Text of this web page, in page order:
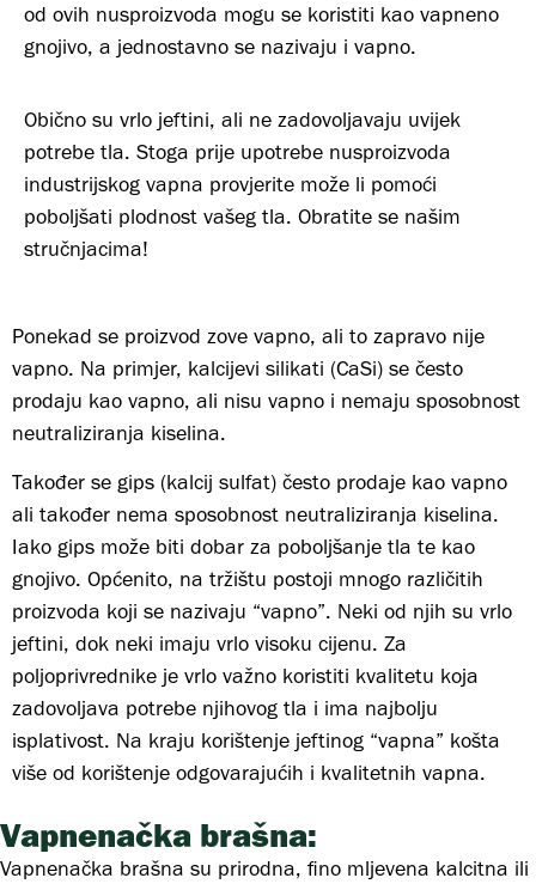
od ovih nusproizvoda mogu se koristiti kao vapneno
gnojivo, a jednostavno se nazivaju i vapno.
Obično su vrlo jeftini, ali ne zadovoljavaju uvijek
potrebe tla. Stoga prije upotrebe nusproizvoda
industrijskog vapna provjerite može li pomoći
poboljšati plodnost vašeg tla. Obratite se našim
stručnjacima!
Ponekad se proizvod zove vapno, ali to zapravo nije
vapno. Na primjer, kalcijevi silikati (CaSi) se često
prodaju kao vapno, ali nisu vapno i nemaju sposobnost
neutraliziranja kiselina.
Također se gips (kalcij sulfat) često prodaje kao vapno
ali također nema sposobnost neutraliziranja kiselina.
Iako gips može biti dobar za poboljšanje tla te kao
gnojivo. Općenito, na tržištu postoji mnogo različitih
proizvoda koji se nazivaju “vapno”. Neki od njih su vrlo
jeftini, dok neki imaju vrlo visoku cijenu. Za
poljoprivrednike je vrlo važno koristiti kvalitetu koja
zadovoljava potrebe njihovog tla i ima najbolju
isplativost. Na kraju korištenje jeftinog “vapna” košta
više od korištenje odgovarajućih i kvalitetnih vapna.
Vapnenačka brašna:
Vapnenačka brašna su prirodna, fino mljevena kalcitna ili